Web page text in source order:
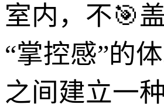
室内，不🎯
“掌控感”的
之间建立一